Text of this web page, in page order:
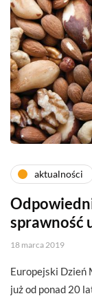
aktualności
sprawność
18 marca 2019
Europejski Dzień
już od ponad 20